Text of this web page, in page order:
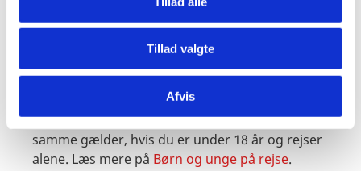
Tillad valgte
Afvis
Rejser du alene med dit barn eller med børn, som
ikke er din egne, anbefaler vi, at du får en fuldmagt
fra indehaverne af forældremyndigheden. Det
samme gælder, hvis du er under 18 år og rejser
alene. Læs mere på Børn og unge på rejse.